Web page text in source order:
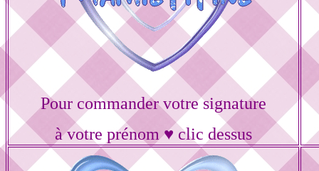
Pour commander votre signature
à votre prénom ♥ clic dessus